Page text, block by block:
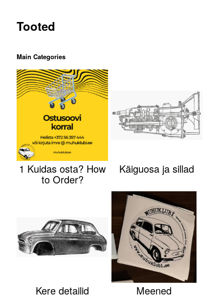
Tooted
Main Categories
1 Kuidas osta? How
to Order?
Käiguosa ja sillad
Kere detailid Meened